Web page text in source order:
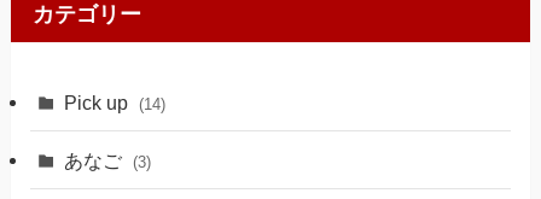
ブ
カテゴリー
Pick up (14)
あなご (3)